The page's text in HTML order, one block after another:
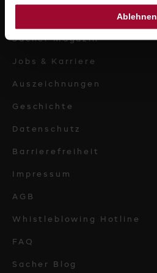
Ablehnen
Sacher Magazin
Jobs & Karriere
Auszeichnungen
Geschichte
Datenschutz
Barrierefreiheit
Impressum
AGB
Whistleblowing Hotline
FAQ
Sacher Blog